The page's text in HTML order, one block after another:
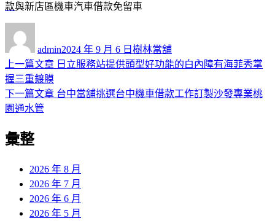
款與新店區機車汽車借款免留車
admin佈
日
2024 年 9 月 6 日 類
樹林當舖
文
章
導
覽
上一篇文章 上
篇
日立服務站提供頭型好功能的白內障有海菲秀掌
握三重鍍膜
下一篇文章 下
台中當舖挑選台中機車借款工作訂製沙發專業桃
園通水管
彙整
2026 年 8 月
2026 年 7 月
2026 年 6 月
2026 年 5 月